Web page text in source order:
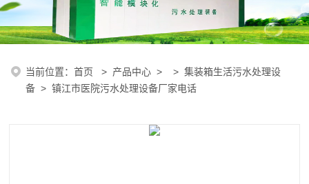
当前位置：首页 > 产品中心 > >集装箱生活污水处理设
备 > 镇江市医院污水处理设备厂家电话